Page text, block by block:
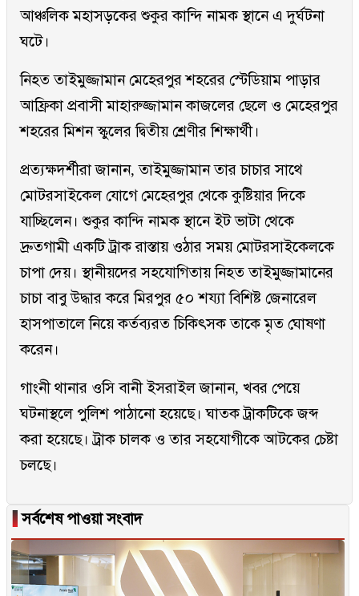
আঞ্চলিক মহাসড়কের শুকুর কান্দি নামক স্থানে এ দুর্ঘটনা
ঘটে।
নিহত তাইমুজ্জামান মেহেরপুর শহরের স্টেডিয়াম পাড়ার
আফ্রিকা প্রবাসী মাহারুজ্জামান কাজলের ছেলে ও মেহেরপুর
শহরের মিশন স্কুলের দ্বিতীয় শ্রেণীর শিক্ষার্থী।
প্রত্যক্ষদর্শীরা জানান, তাইমুজ্জামান তার চাচার সাথে
মোটরসাইকেল যোগে মেহেরপুর থেকে কুষ্টিয়ার দিকে
যাচ্ছিলেন। শুকুর কান্দি নামক স্থানে ইট ভাটা থেকে
দ্রুতগামী একটি ট্রাক রাস্তায় ওঠার সময় মোটরসাইকেলকে
চাপা দেয়। স্থানীয়দের সহযোগিতায় নিহত তাইমুজ্জামানের
চাচা বাবু উদ্ধার করে মিরপুর ৫০ শয্যা বিশিষ্ট জেনারেল
হাসপাতালে নিয়ে কর্তব্যরত চিকিৎসক তাকে মৃত ঘোষণা
করেন।
গাংনী থানার ওসি বানী ইসরাইল জানান, খবর পেয়ে
ঘটনাস্থলে পুলিশ পাঠানো হয়েছে। ঘাতক ট্রাকটিকে জব্দ
করা হয়েছে। ট্রাক চালক ও তার সহযোগীকে আটকের চেষ্টা
চলছে।
▐সর্বশেষ পাওয়া সংবাদ